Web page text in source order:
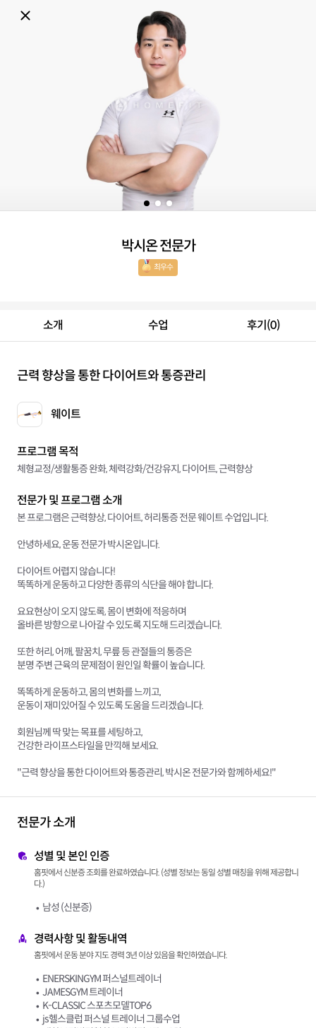
소개 수업 후기(0)
근력 향상을 통한 다이어트와 통증관리
웨이트
프로그램 목적
체형교정/생활통증 완화, 체력강화/건강유지, 다이어트, 근력향상
전문가 및 프로그램 소개
본 프로그램은 근력향상, 다이어트, 허리통증 전문 웨이트 수업입니다.
안녕하세요, 운동 전문가 박시온입니다.
다이어트 어렵지 않습니다!
똑똑하게 운동하고 다양한 종류의 식단을 해야 합니다.
요요현상이 오지 않도록, 몸이 변화에 적응하며
올바른 방향으로 나아갈 수 있도록 지도해 드리겠습니다.
또한 허리, 어깨, 팔꿈치, 무릎 등 관절들의 통증은
분명 주변 근육의 문제점이 원인일 확률이 높습니다.
똑똑하게 운동하고, 몸의 변화를 느끼고,
운동이 재미있어질 수 있도록 도움을 드리겠습니다.
회원님께 딱 맞는 목표를 세팅하고,
건강한 라이프스타일을 만끽해 보세요.
"근력 향상을 통한 다이어트와 통증관리, 박시온 전문가와 함께하세요!"
전문가 소개
성별 및 본인 인증
홈핏에서 신분증 조회를 완료하였습니다. (성별 정보는 동일 성별 매칭을 위해 제공합니
다.)
남성 (신분증)
경력사항 및 활동내역
홈핏에서 운동 분야 지도 경력 3년 이상 있음을 확인하였습니다.
ENERSKINGYM 퍼스널트레이너
JAMESGYM 트레이너
K-CLASSIC 스포츠모델TOP6
js헬스클럽 퍼스널 트레이너 그룹수업
박시온 전문가
최우수